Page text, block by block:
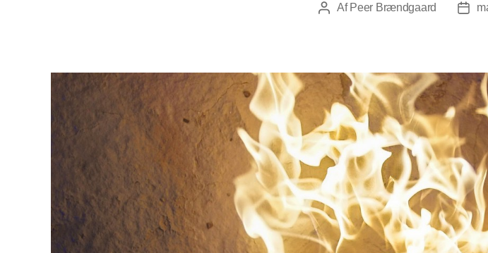
Indlægsforfatter
Af Peer Brændgaard